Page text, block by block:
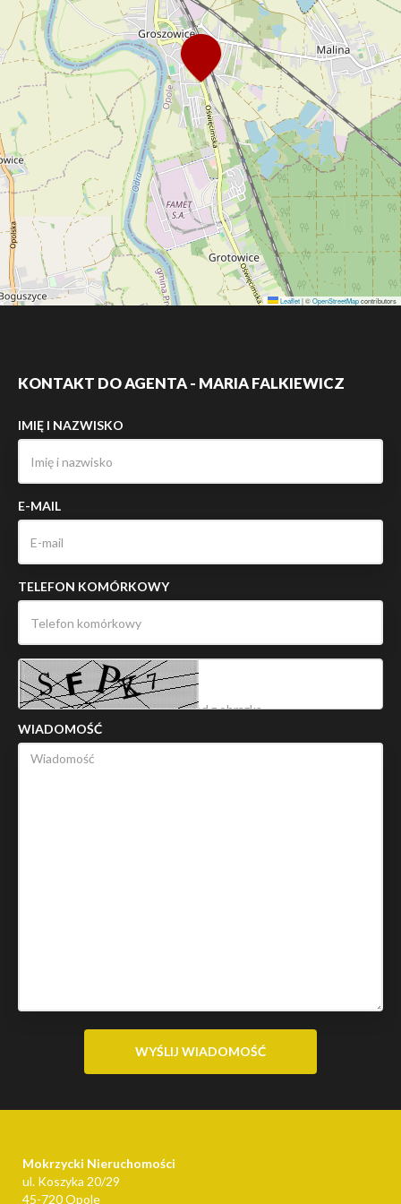
Leaflet|©OpenStreetMapcontributors
KONTAKT DO AGENTA - MARIA FALKIEWICZ
IMIĘ I NAZWISKO
E-MAIL
TELEFON KOMÓRKOWY
WIADOMOŚĆ
Mokrzycki Nieruchomości
ul. Koszyka 20/29
45-720 Opole